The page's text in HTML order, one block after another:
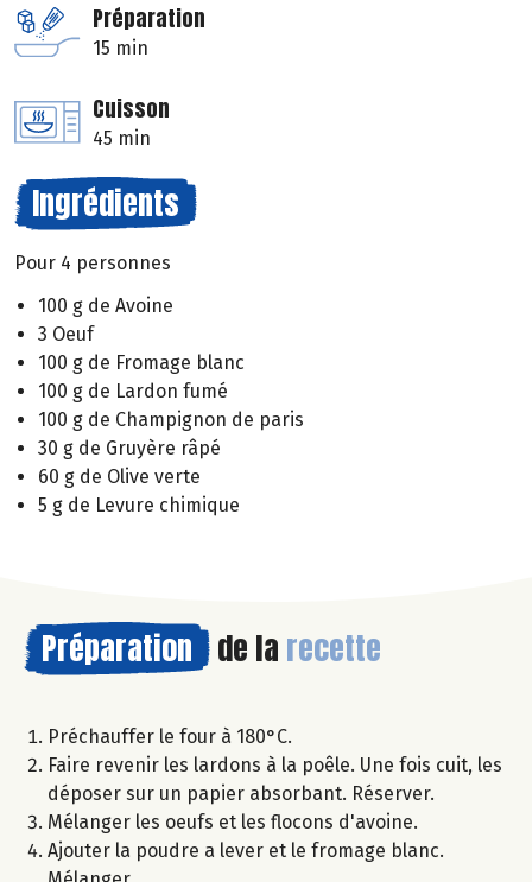
Préparation
15 min
Cuisson
45 min
Ingrédients
Pour 4 personnes
100 g de Avoine
3 Oeuf
100 g de Fromage blanc
100 g de Lardon fumé
100 g de Champignon de paris
30 g de Gruyère râpé
60 g de Olive verte
5 g de Levure chimique
Préparation de la recette
Préchauffer le four à 180°C.
Faire revenir les lardons à la poêle. Une fois cuit, les
déposer sur un papier absorbant. Réserver.
Mélanger les oeufs et les flocons d'avoine.
Ajouter la poudre a lever et le fromage blanc.